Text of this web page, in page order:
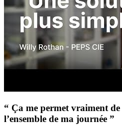
“ Ça me permet vraiment
l’ensemble de ma journée ”